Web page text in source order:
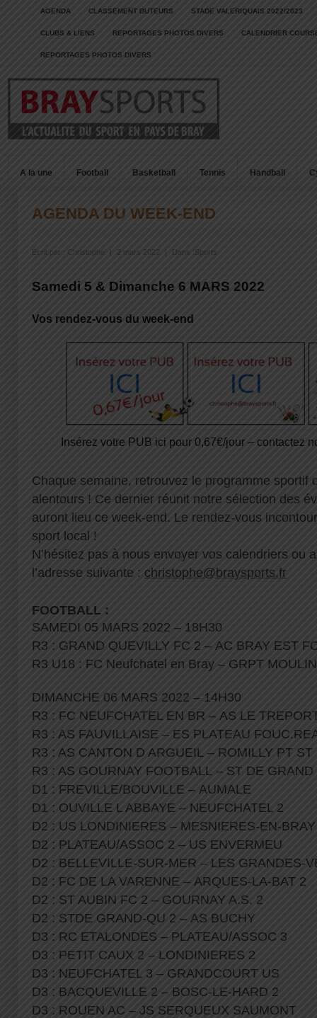
AGENDA CLASSEMENT BUTEURS STADE VALERIQUAIS 2022/2023
CLUBS & LIENS REPORTAGES PHOTOS DIVERS CALENDRIER
REPORTAGES PHOTOS DIVERS
A la une Football Basketball Tennis Handball
AGENDA DU WEEK-END
Écrit par : Christophe 2 mars 2022 Dans : Sports
Samedi 5 & Dimanche 6 MARS 2022
Vos rendez-vous du week-end
Insérez votre PUB ici pour 0,67€/jour – contactez
Chaque semaine, retrouvez le programme sportif
alentours ! Ce dernier réunit notre sélection des
auront lieu ce week-end. Le rendez-vous
sport local !
N’hésitez pas à nous envoyer vos calendriers ou
l’adresse suivante : christophe@braysports.fr
FOOTBALL :
SAMEDI 05 MARS 2022 – 18H30
R3 : GRAND QUEVILLY FC 2 – AC BRAY EST
R3 U18 : FC Neufchatel en Bray – GRPT
DIMANCHE 06 MARS 2022 – 14H30
R3 : FC NEUFCHATEL EN BR – AS LE
R3 : AS FAUVILLAISE – ES PLATEAU
R3 : AS CANTON D ARGUEIL – ROMILLY PT
R3 : AS GOURNAY FOOTBALL – ST DE
D1 : FREVILLE/BOUVILLE – AUMALE
D1 : OUVILLE L ABBAYE – NEUFCHATEL 2
D2 : US LONDINIERES – MESNIERES-EN-
D2 : PLATEAU/ASSOC 2 – US ENVERMEU
D2 : BELLEVILLE-SUR-MER – LES GRANDES-
D2 : FC DE LA VARENNE – ARQUES-LA-BAT 2
D2 : ST AUBIN FC 2 – GOURNAY A.S. 2
D2 : STDE GRAND-QU 2 – AS BUCHY
D3 : RC ETALONDES – PLATEAU/ASSOC 3
D3 : PETIT CAUX 2 – LONDINIERES 2
D3 : NEUFCHATEL 3 – GRANDCOURT US
D3 : BACQUEVILLE 2 – BOSC-LE-HARD 2
D3 : ROUEN AC – JS SERQUEUX SAUMONT